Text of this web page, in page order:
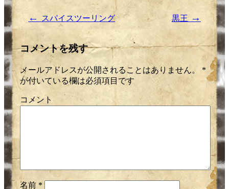
←スパイスツーリング 黒王→
コメントを残す
メールアドレスが公開されることはありません。
*
が付いている欄は必須項目です
コメント
名前 *